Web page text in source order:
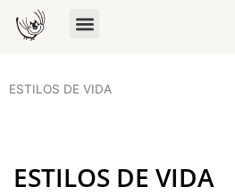
ESTILOS DE VIDA
ESTILOS DE VIDA